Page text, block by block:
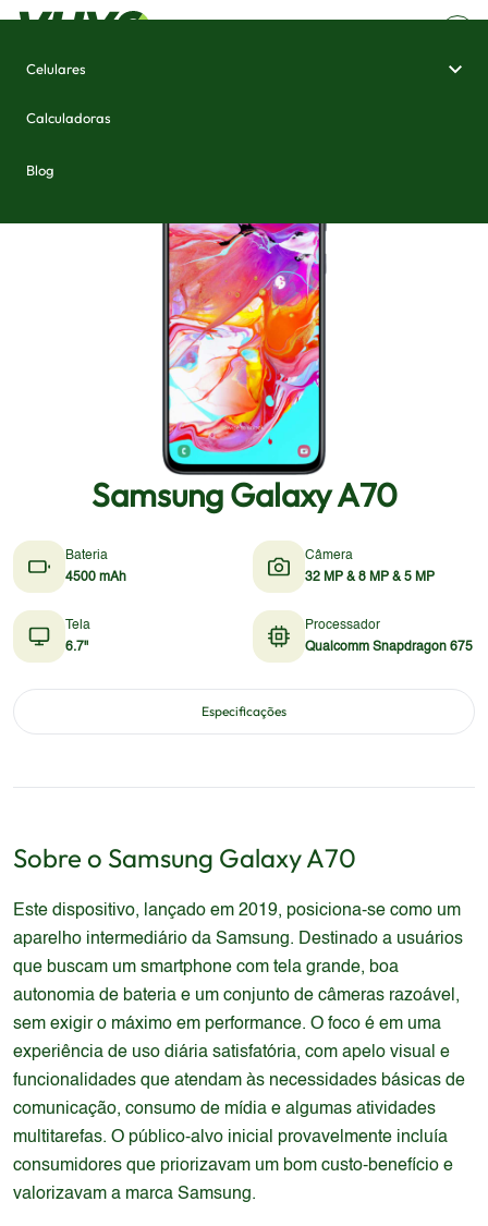
Celulares
Calculadoras
Blog
Samsung Galaxy A70
Bateria
4500 mAh
Câmera
32 MP & 8 MP & 5 MP
Tela
6.7"
Processador
Qualcomm Snapdragon 675
Especificações
Sobre o Samsung Galaxy A70
Este dispositivo, lançado em 2019, posiciona-se como um
aparelho intermediário da Samsung. Destinado a usuários
que buscam um smartphone com tela grande, boa
autonomia de bateria e um conjunto de câmeras razoável,
sem exigir o máximo em performance. O foco é em uma
experiência de uso diária satisfatória, com apelo visual e
funcionalidades que atendam às necessidades básicas de
comunicação, consumo de mídia e algumas atividades
multitarefas. O público-alvo inicial provavelmente incluía
consumidores que priorizavam um bom custo-benefício e
valorizavam a marca Samsung.